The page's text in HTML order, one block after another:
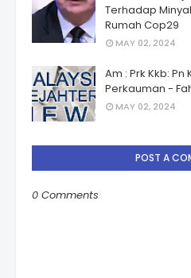
Terhadap
Rumah Cop29
MAY 02, 2024
Am : Prk Kkb:
Perkauman -
MAY 02, 2024
POST A
0 Comments